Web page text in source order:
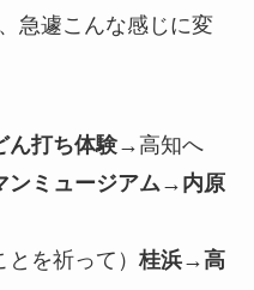
急遽こんな感じに変
ん打ち体験→高知へ
ンミュージアム→ 内原
を祈って） 桂浜→高